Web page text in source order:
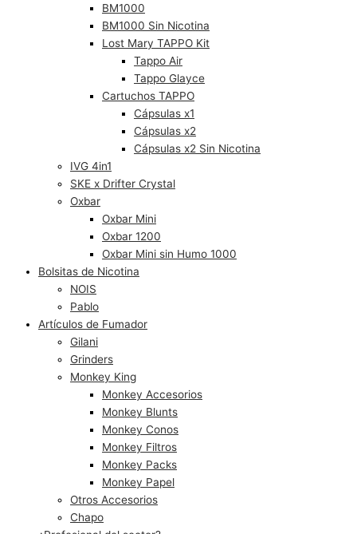
BM1000
BM1000 Sin Nicotina
Lost Mary TAPPO Kit
Tappo Air
Tappo Glayce
Cartuchos TAPPO
Cápsulas x1
Cápsulas x2
Cápsulas x2 Sin Nicotina
IVG 4in1
SKE x Drifter Crystal
Oxbar
Oxbar Mini
Oxbar 1200
Oxbar Mini sin Humo 1000
Bolsitas de Nicotina
NOIS
Pablo
Artículos de Fumador
Gilani
Grinders
Monkey King
Monkey Accesorios
Monkey Blunts
Monkey Conos
Monkey Filtros
Monkey Packs
Monkey Papel
Otros Accesorios
Chapo